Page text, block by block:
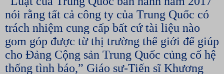
nói rằng tất cả công ty của Trung Quốc có
trách nhiệm cung cấp bất cứ tài liệu nào
gom góp được từ thị trường thế giới để giúp
cho Đảng Cộng sản Trung Quốc củng cố hệ
thống tình báo,” Giáo sư-Tiến sĩ Khương